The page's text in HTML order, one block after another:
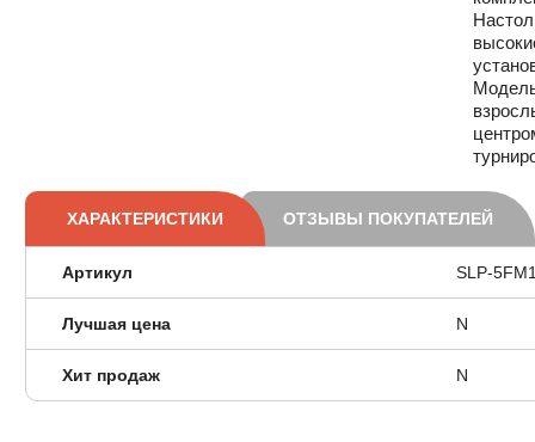
ХАРАКТЕРИСТИКИ ОТЗЫВЫ ПОКУПАТЕЛЕЙ
Артикул SLP-
Лучшая цена N
Хит продаж N